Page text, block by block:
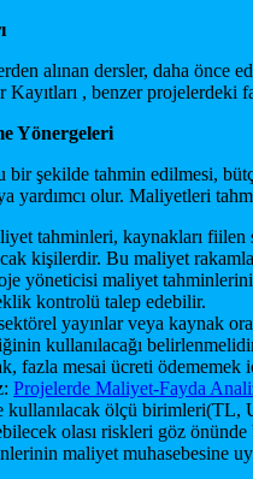
alınan dersler, daha
Kayıtları , benzer
Yönergeleri
şekilde tahmin edilmesi,
yardımcı olur. Maliyetleri
tahminleri, kaynakları fiilen
kişilerdir. Bu maliyet
yöneticisi maliyet
kontrolü talep edebilir.
yayınlar veya kaynak
kullanılacağı
fazla mesai ücreti
Projelerde Maliyet-Fayda
kullanılacak ölçü birimleri(TL,
olası riskleri göz önünde
maliyet muhasebesine